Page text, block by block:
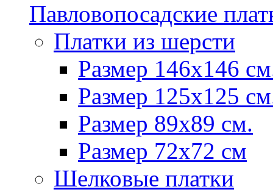
Павловопосадские
Платки из шерсти
Размер 146х146
Размер 125х125
Размер 89х89 см.
Размер 72x72 см
Шелковые платки